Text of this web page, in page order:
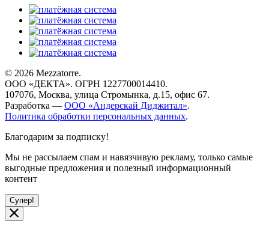
© 2026 Mezzatorre.
ООО «ДЕКТА». ОГРН 1227700014410.
107076, Москва, улица Стромынка, д.15, офис 67.
Разработка — ООО «Андерскай Диджитал».
Политика обработки персональных данных.
Благодарим за подписку!
Мы не рассылаем спам и навязчивую рекламу, только самые
выгодные предложения и полезный информационный
контент
Супер!